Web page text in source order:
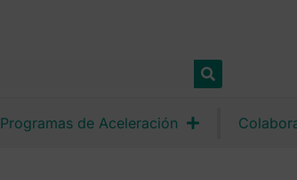
Programas de Aceleración